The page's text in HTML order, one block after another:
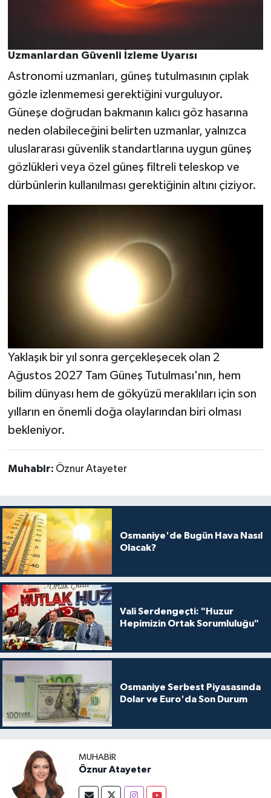
Uzmanlardan Güvenli İzleme Uyarısı
Astronomi uzmanları, güneş tutulmasının çıplak
gözle izlenmemesi gerektiğini vurguluyor.
Güneşe doğrudan bakmanın kalıcı göz hasarına
neden olabileceğini belirten uzmanlar, yalnızca
uluslararası güvenlik standartlarına uygun güneş
gözlükleri veya özel güneş filtreli teleskop ve
dürbünlerin kullanılması gerektiğinin altını çiziyor.
Yaklaşık bir yıl sonra gerçekleşecek olan 2
Ağustos 2027 Tam Güneş Tutulması'nın, hem
bilim dünyası hem de gökyüzü meraklıları için son
yılların en önemli doğa olaylarından biri olması
bekleniyor.
Muhabir: Öznur Atayeter
Osmaniye'de Bugün Hava Nasıl
Olacak?
Vali Serdengeçti: "Huzur
Hepimizin Ortak Sorumluluğu"
Osmaniye Serbest Piyasasında
Dolar ve Euro'da Son Durum
MUHABIR
Öznur Atayeter